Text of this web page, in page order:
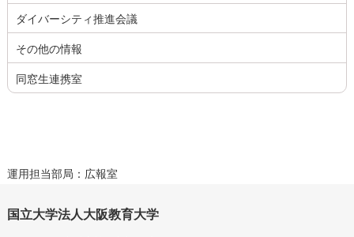
ダイバーシティ推進会議
その他の情報
同窓生連携室
運用担当部局：広報室
国立大学法人大阪教育大学